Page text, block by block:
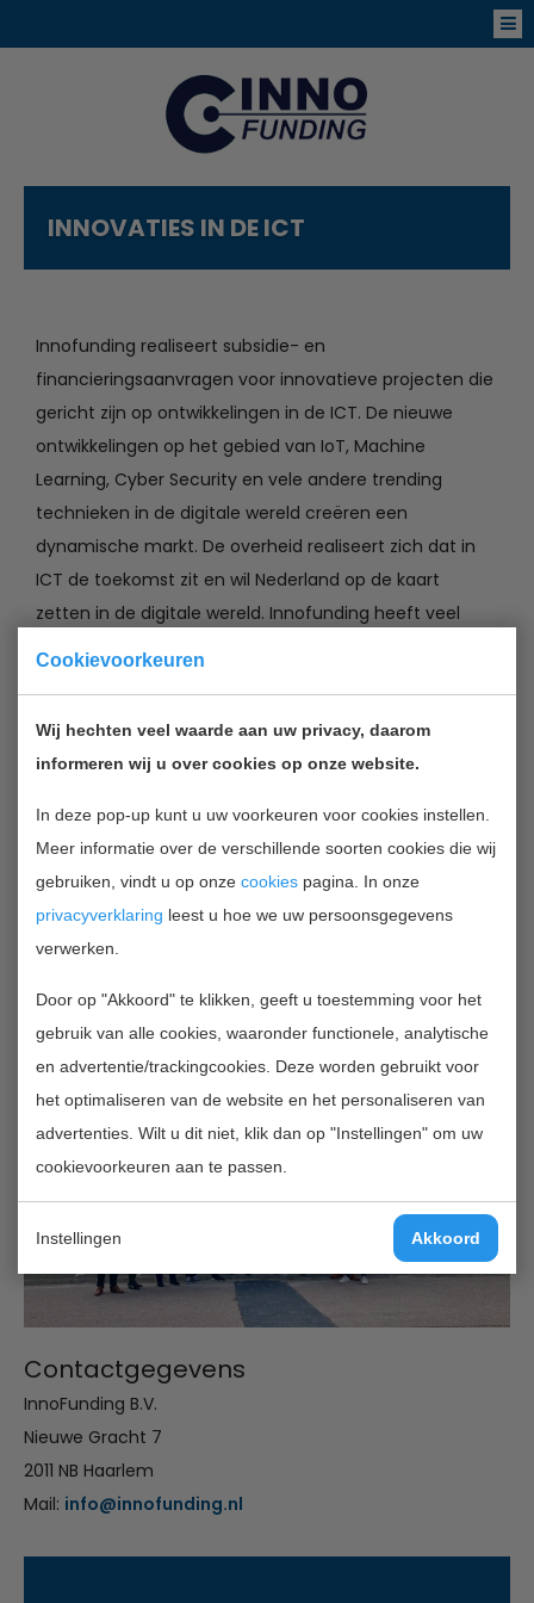
Cookievoorkeuren
Wij hechten veel waarde aan uw privacy, daarom
informeren wij u over cookies op onze website.
In deze pop-up kunt u uw voorkeuren voor cookies instellen.
Meer informatie over de verschillende soorten cookies die wij
gebruiken, vindt u op onze cookies pagina. In onze
privacyverklaring leest u hoe we uw persoonsgegevens
verwerken.
Door op "Akkoord" te klikken, geeft u toestemming voor het
gebruik van alle cookies, waaronder functionele, analytische
en advertentie/trackingcookies. Deze worden gebruikt voor
het optimaliseren van de website en het personaliseren van
advertenties. Wilt u dit niet, klik dan op "Instellingen" om uw
cookievoorkeuren aan te passen.
Instellingen Akkoord
INNOVATIES IN DE ICT
Innofunding realiseert subsidie- en
financieringsaanvragen voor innovatieve projecten die
gericht zijn op ontwikkelingen in de ICT. De nieuwe
ontwikkelingen op het gebied van IoT, Machine
Learning, Cyber Security en vele andere trending
technieken in de digitale wereld creëren een
dynamische markt. De overheid realiseert zich dat in
ICT de toekomst zit en wil Nederland op de kaart
zetten in de digitale wereld. Innofunding heeft veel
passie voor techniek en ondernemerschap begrijpen
we software engineers goed en zijn we zeer succesvol
in het verwerven van zowel Nederlandse als Europese
subsidies op basis van een scherp gedefinieerde
bedrijfsstrategie en technische roadmap.
Neem
Contactgegevens
InnoFunding B.V.
Nieuwe Gracht 7
2011 NB Haarlem
Mail: info@innofunding.nl